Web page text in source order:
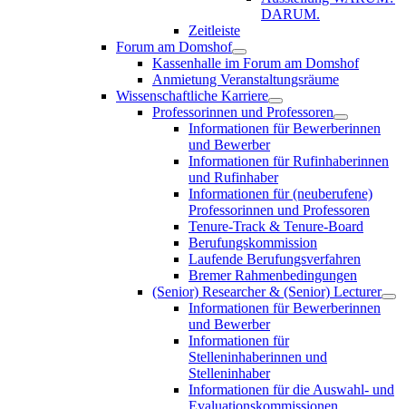
DARUM.
Zeitleiste
Forum am Domshof
Kassenhalle im Forum am Domshof
Anmietung Veranstaltungsräume
Wissenschaftliche Karriere
Professorinnen und Professoren
Informationen für Bewerberinnen
und Bewerber
Informationen für Rufinhaberinnen
und Rufinhaber
Informationen für (neuberufene)
Professorinnen und Professoren
Tenure-Track & Tenure-Board
Berufungskommission
Laufende Berufungsverfahren
Bremer Rahmenbedingungen
(Senior) Researcher & (Senior) Lecturer
Informationen für Bewerberinnen
und Bewerber
Informationen für
Stelleninhaberinnen und
Stelleninhaber
Informationen für die Auswahl- und
Evaluationskommissionen